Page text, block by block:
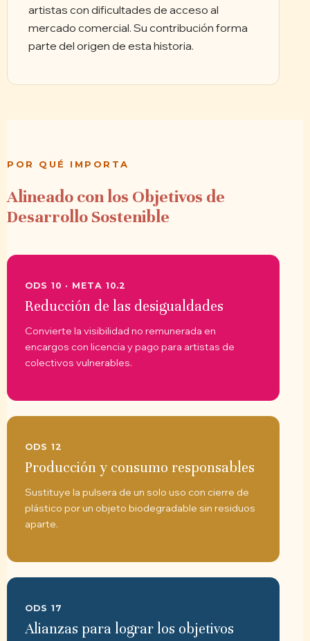
artistas con dificultades de acceso al
mercado comercial. Su contribución forma
parte del origen de esta historia.
POR QUÉ IMPORTA
Alineado con los Objetivos de
Desarrollo Sostenible
ODS 10 · META 10.2
Reducción de las desigualdades
Convierte la visibilidad no remunerada en
encargos con licencia y pago para artistas de
colectivos vulnerables.
ODS 12
Producción y consumo responsables
Sustituye la pulsera de un solo uso con cierre de
plástico por un objeto biodegradable sin residuos
aparte.
ODS 17
Alianzas para lograr los objetivos